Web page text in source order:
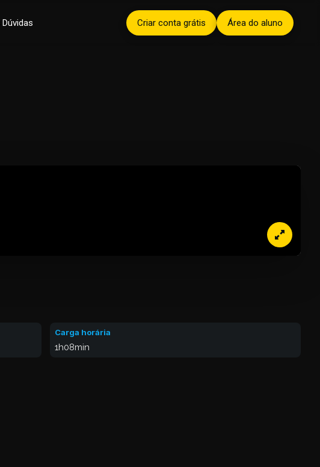
Dúvidas Criar conta grátis Área do aluno
Carga horária
1h08min